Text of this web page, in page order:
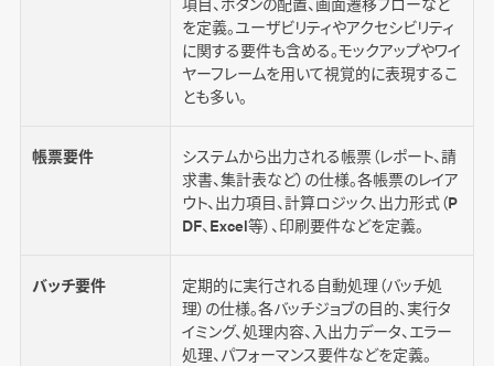
を定義。ユーザビリティやアクセシビリティ
に関する要件も含める。モックアップやワイ
ヤーフレームを用いて視覚的に表現するこ
とも多い。
帳票要件
システムから出力される帳票（レポート、請
求書、集計表など）の仕様。各帳票のレイア
ウト、出力項目、計算ロジック、出力形式（P
DF、Excel等）、印刷要件などを定義。
バッチ要件
定期的に実行される自動処理（バッチ処
理）の仕様。各バッチジョブの目的、実行タ
イミング、処理内容、入出力データ、エラー
処理、パフォーマンス要件などを定義。